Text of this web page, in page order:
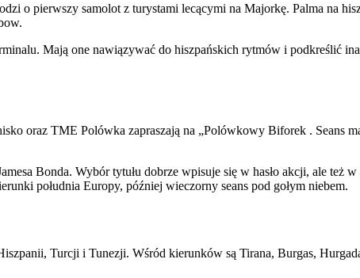
o pierwszy samolot z turystami lecącymi na Majorkę. Palma na
Mają one nawiązywać do hiszpańskich rytmów i podkreślić
oraz TME Polówka zapraszają na „Polówkowy Biforek . Seans
Bonda. Wybór tytułu dobrze wpisuje się w hasło akcji, ale też
południa Europy, później wieczorny seans pod gołym niebem.
Turcji i Tunezji. Wśród kierunków są Tirana, Burgas,